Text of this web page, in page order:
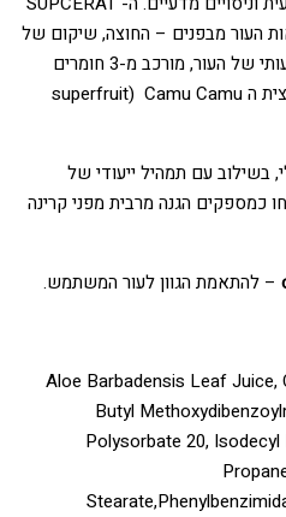
העור מבפנים – החוצה, שיקום של
מחסום האפידרמיס וליחוח משמעותי של העור, מורכב מ-3 חומרים
פעילים: סרמידים, פפטידים, ותמצית ה Camu Camu (superfruit
בשילוב עם תמהיל ייעודי של
כמספקים הגנה מרבית מפני קרינה
– להתאמת הגוון לעור המשתמש.
Aloe Barbadensis Leaf Juice,
Butyl
Polysorbate 20,